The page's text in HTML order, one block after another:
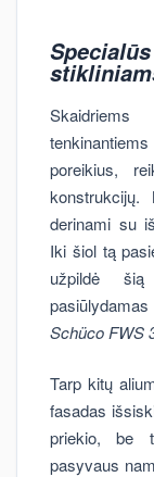
poreikius,
konstrukcijų.
derinami su
Iki šiol tą
užpildė šią
Schüco FWS
Tarp kitų
fasadas
priekio, be
pasyvaus